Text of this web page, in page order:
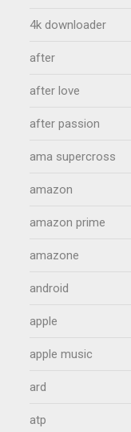
4k downloader
after
after love
after passion
ama supercross
amazon
amazon prime
amazone
android
apple
apple music
ard
atp